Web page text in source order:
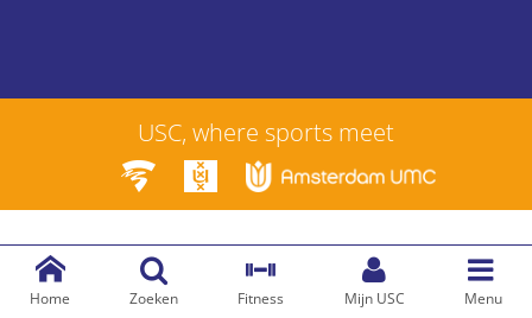
USC, where sports meet
Home Zoeken Fitness Mijn USC Menu